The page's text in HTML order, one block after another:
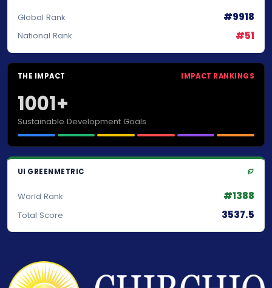
Global Rank #9918
National Rank #51
THE IMPACT IMPACT RANKINGS
1001+
Sustainable Development Goals
UI GREENMETRIC
World Rank #1388
Total Score 3537.5